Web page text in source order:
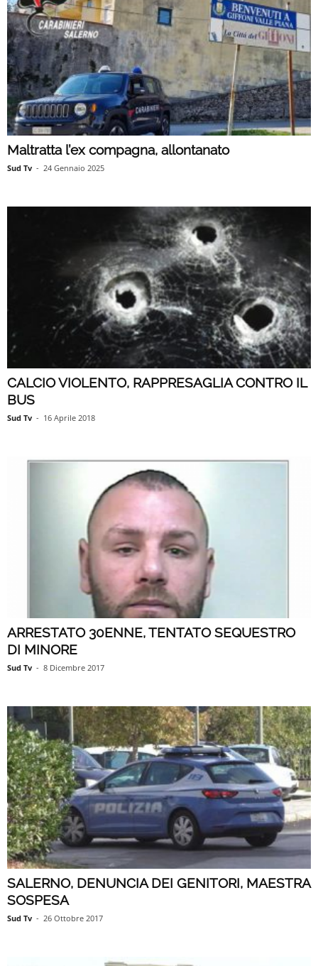
Maltratta l’ex compagna, allontanato
Sud Tv - 24 Gennaio 2025
CALCIO VIOLENTO, RAPPRESAGLIA CONTRO IL
BUS
Sud Tv - 16 Aprile 2018
ARRESTATO 30ENNE, TENTATO SEQUESTRO
DI MINORE
Sud Tv - 8 Dicembre 2017
SALERNO, DENUNCIA DEI GENITORI, MAESTRA
SOSPESA
Sud Tv - 26 Ottobre 2017